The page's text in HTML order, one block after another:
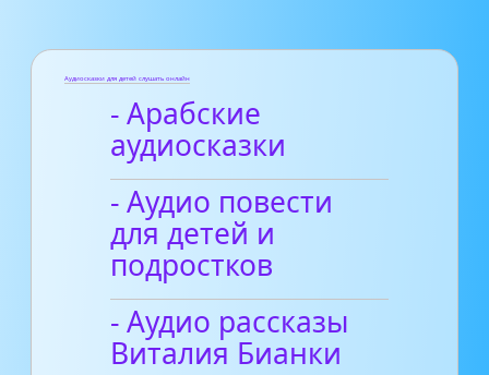
Аудиосказки для детей слушать онлайн
- Арабские
аудиосказки
- Аудио повести
для детей и
подростков
- Аудио рассказы
Виталия Бианки